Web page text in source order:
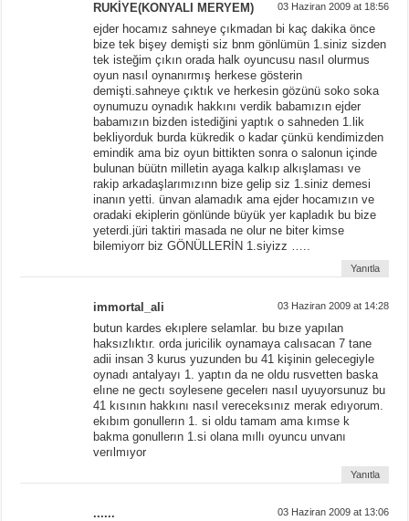
RUKİYE(KONYALI MERYEM) 03 Haziran 2009 at 18:56
ejder hocamız sahneye çıkmadan bi kaç dakika önce
bize tek bişey demişti siz bnm gönlümün 1.siniz sizden
tek isteğim çıkın orada halk oyuncusu nasıl olurmus
oyun nasıl oynanırmış herkese gösterin
demişti.sahneye çıktık ve herkesin gözünü soko soka
oynumuzu oynadık hakkını verdik babamızın ejder
babamızın bizden istediğini yaptık o sahneden 1.lik
bekliyorduk burda kükredik o kadar çünkü kendimizden
emindik ama biz oyun bittikten sonra o salonun içinde
bulunan büütn milletin ayaga kalkıp alkışlaması ve
rakip arkadaşlarımızınn bize gelip siz 1.siniz demesi
inanın yetti. ünvan alamadık ama ejder hocamızın ve
oradaki ekiplerin gönlünde büyük yer kapladık bu bize
yeterdi.jüri taktiri masada ne olur ne biter kimse
bilemiyorr biz GÖNÜLLERİN 1.siyizz …..
Yanıtla
immortal_ali 03 Haziran 2009 at 14:28
butun kardes ekıplere selamlar. bu bıze yapılan
haksızlıktır. orda juricilik oynamaya calısacan 7 tane
adii insan 3 kurus yuzunden bu 41 kişinin gelecegiyle
oynadı antalyayı 1. yaptın da ne oldu rusvetten baska
elıne ne gectı soylesene gecelerı nasıl uyuyorsunuz bu
41 kısının hakkını nasıl vereceksınız merak edıyorum.
ekıbım gonullerın 1. si oldu tamam ama kımse k
bakma gonullerın 1.si olana mıllı oyuncu unvanı
verılmıyor
Yanıtla
...... 03 Haziran 2009 at 13:06